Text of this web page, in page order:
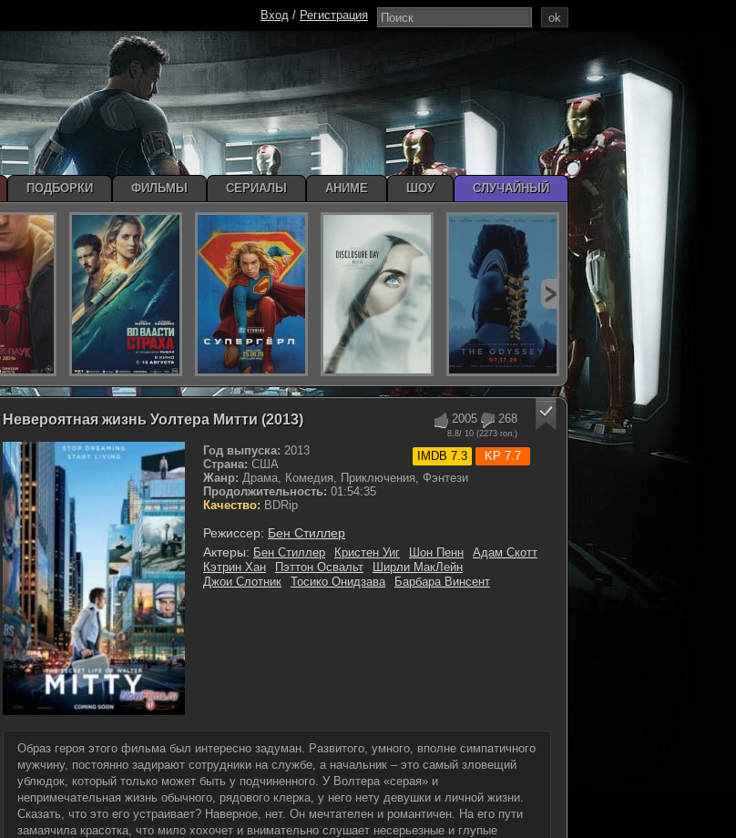
2005 268
8.8/ 10 (2273 гол.)
IMDB 7.3 KP 7.7
Невероятная жизнь Уолтера Митти (2013)
Год выпуска: 2013
Страна: США
Жанр: Драма, Комедия, Приключения, Фэнтези
Продолжительность: 01:54:35
Качество: BDRip
Режиссер: Бен Стиллер
Актеры: Бен Стиллер Кристен Уиг Шон Пенн
Адам Скотт
Кэтрин Хан
Пэттон Освальт
Ширли МакЛейн
Джои Слотник
Тосико Онидзава Барбара Винсент
Образ героя этого фильма был интересно задуман. Развитого, умного, вполне симпатичного
мужчину, постоянно задирают сотрудники на службе, а начальник – это самый зловещий
ублюдок, который только может быть у подчиненного. У Волтера «серая» и
непримечательная жизнь обычного, рядового клерка, у него нету девушки и личной жизни.
Сказать, что это его устраивает? Наверное, нет. Он мечтателен и романтичен. На его пути
замаячила красотка, что мило хохочет и внимательно слушает несерьезные и глупые
ok
Вход / Регистрация
ПОДБОРКИ ФИЛЬМЫ СЕРИАЛЫ АНИМЕ ШОУ СЛУЧАЙНЫЙ